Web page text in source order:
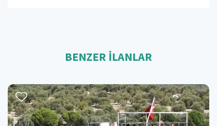
BENZER İLANLAR